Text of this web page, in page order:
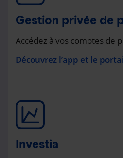
Gestion privée de
Accédez à vos comptes de
Découvrez l’app et le
Investia